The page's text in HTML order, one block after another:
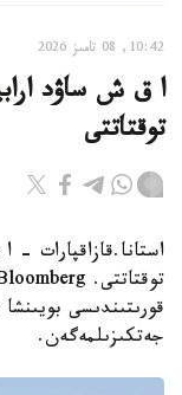
10:42, 08 تامىز 2026
ا ق ش ساۋد
توقتاتتى
استانا.قازاقپارات
قورىتىندىسى
جەتكىزىلمەگەن.